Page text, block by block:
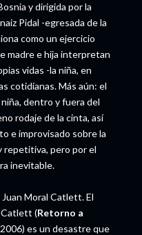
y dirigida por la
Pidal -egresada de la
como un ejercicio
madre e hija interpretan
vidas -la niña, en
cotidianas. Más aún: el
dentro y fuera del
rodaje de la cinta, así
e improvisado sobre la
repetitiva, pero por el
inevitable.
Moral Catlett. El
Catlett (Retorno a
es un desastre que